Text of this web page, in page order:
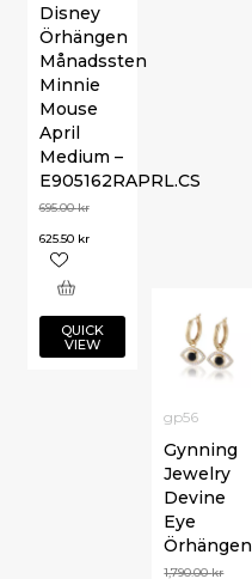
Disney
Örhängen
Månadssten
Minnie
Mouse
April
Medium –
E905162RAPRL.CS
695.00kr
625.50 kr
QUICK
VIEW
gp56
Gynning
Jewelry
Devine
Eye
Örhängen
1,790.00kr